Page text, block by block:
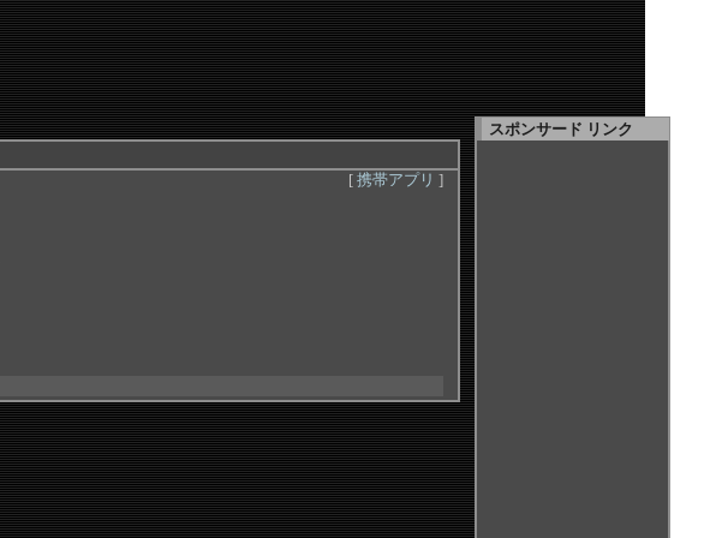
スポンサード リンク
[ 携帯アプリ ]